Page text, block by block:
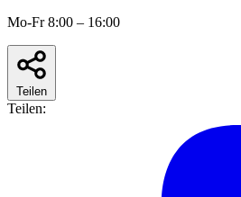
Mo-Fr 8:00 – 16:00
Teilen
Teilen: